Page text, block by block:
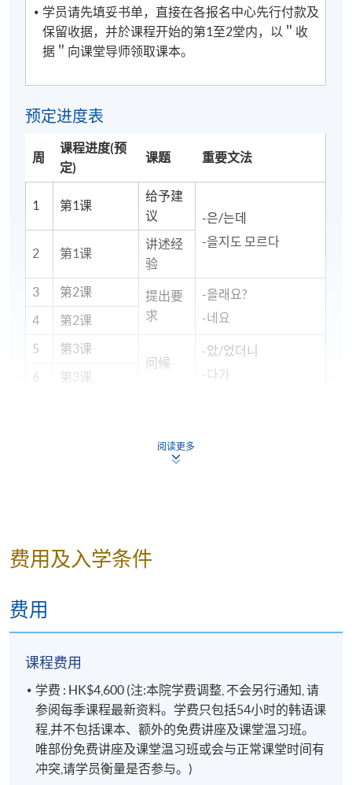
学员请先填妥书单，直接在各报名中心先行付款及
保留收据，并於课程开始的第1至2堂内，以＂收
据＂向课堂导师领取课本。
预定进度表
周
课程进度(预
定)
课题 重要文法
1 第1课
给予建
议
-은/는데
-을지도 모르다
2
第1课
讲述经
验
3
第2课
提出要
求
-을래요?
-네요
4
第2课
5
第3课
问候
-았/었더니
-다가
6 第3课
推荐
11
第5课
描述状
12
解
-은/는 줄 알았다
13
第6课
14
第7课
-고 나서
15 第7课
16 第8课
讲述计
画
-았/었으면 –았/었을
텐데
17 第8课
阅读更多
费用及入学条件
费用
课程费用
学费 : HK$4,600 (注:本院学费调整, 不会另行通知, 请
参阅每季课程最新资料。学费只包括54小时的韩语课
程,并不包括课本、额外的免费讲座及课堂温习班。
唯部份免费讲座及课堂温习班或会与正常课堂时间有
冲突,请学员衡量是否参与。)